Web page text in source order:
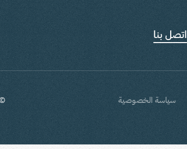
اتصل بنا
سياسة الخصوصية